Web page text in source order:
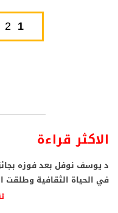
1
2
الاكثر قراءة
د يوسف نوفل بعد فوزه
في الحياة الثقافية وطلقت